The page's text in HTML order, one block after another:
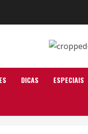
DICAS ESPECIAIS